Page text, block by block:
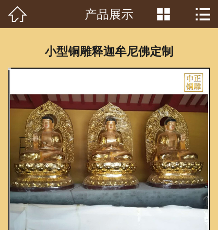
首页
客户见证
常识问答
新闻资讯
荣誉资质
泥塑鉴赏
 产品展示  
小型铜雕释迦牟尼佛定制